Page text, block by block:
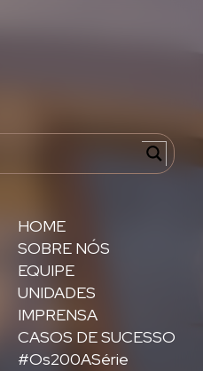
HOME
SOBRE NÓS
EQUIPE
UNIDADES
IMPRENSA
CASOS DE SUCESSO
#Os200ASérie